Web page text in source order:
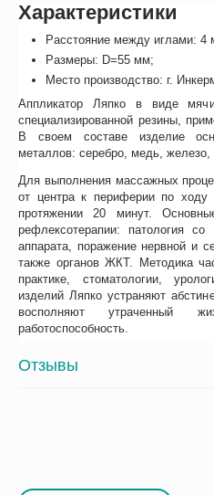
Характеристики
Расстояние между иглами: 4
Размеры: D=55 мм;
Место производство: г.
Аппликатор Ляпко в виде
специализированной резины,
В своем составе изделие
металлов: серебро, медь, железо,
Для выполнения массажных
от центра к периферии по ходу
протяжении 20 минут.
рефлексотерапии: патология со
аппарата, поражение нервной и
также органов ЖКТ. Методика
практике, стоматологии,
изделий Ляпко устраняют
восполняют утраченный
работоспособность.
Отзывы